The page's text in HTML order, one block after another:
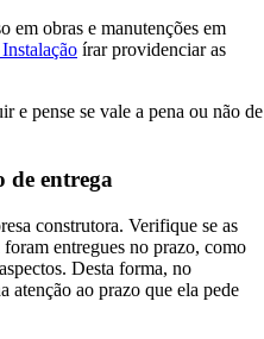
em obras e manutenções em
írar providenciar as
e pense se vale a pena ou não de
de entrega
construtora. Verifique se as
entregues no prazo, como
Desta forma, no
atenção ao prazo que ela pede